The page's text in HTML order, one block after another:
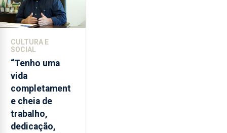
CULTURA E
SOCIAL
“Tenho uma
vida
completament
e cheia de
trabalho,
dedicação,